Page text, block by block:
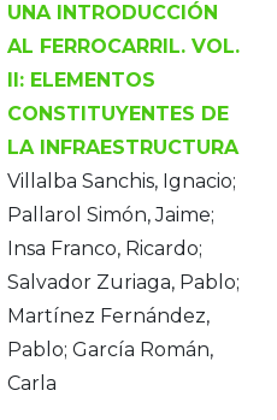
UNA INTRODUCCIÓN
AL FERROCARRIL. VOL.
II: ELEMENTOS
CONSTITUYENTES DE
LA INFRAESTRUCTURA
Villalba Sanchis, Ignacio;
Pallarol Simón, Jaime;
Insa Franco, Ricardo;
Salvador Zuriaga, Pablo;
Martínez Fernández,
Pablo; García Román,
Carla